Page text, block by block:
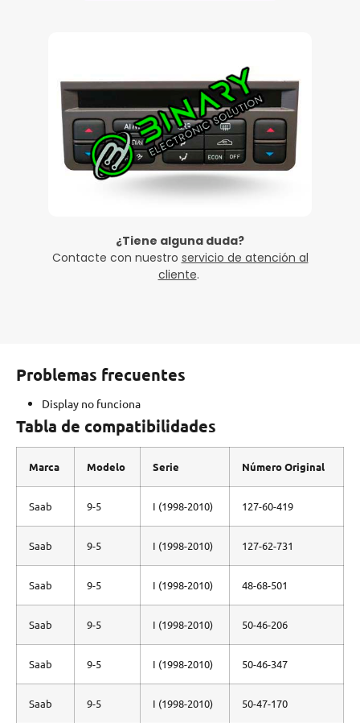
¿Tiene alguna duda?
Contacte con nuestro servicio de atención al
cliente.
Problemas frecuentes
Display no funciona
Tabla de compatibilidades
Marca Modelo Serie Número Original
Saab 9-5 I (1998-2010) 127-60-419
Saab 9-5 I (1998-2010) 127-62-731
Saab 9-5 I (1998-2010) 48-68-501
Saab 9-5 I (1998-2010) 50-46-206
Saab 9-5 I (1998-2010) 50-46-347
Saab 9-5 I (1998-2010) 50-47-170